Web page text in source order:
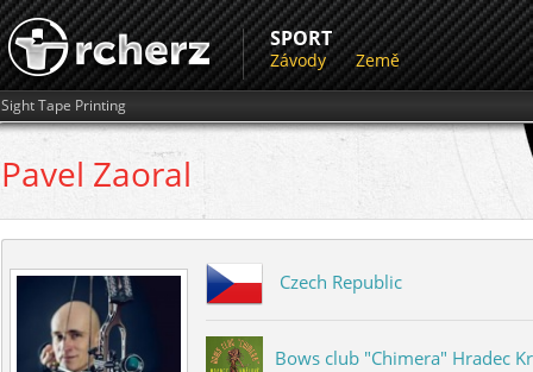
SPORT
Závody Země
Sight Tape Printing
Pavel Zaoral
Czech Republic
Bows club "Chimera" Hradec